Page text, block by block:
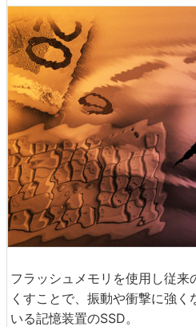
フラッシュメモリを使用し従
くすことで、振動や衝撃に強
いる記憶装置のSSD。